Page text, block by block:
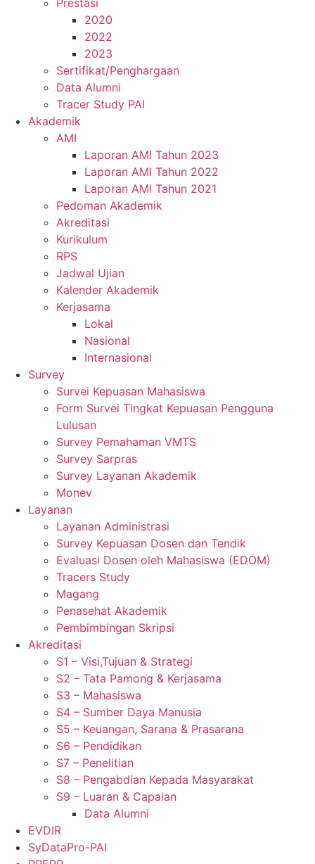
Prestasi
2020
2022
2023
Sertifikat/Penghargaan
Data Alumni
Tracer Study PAI
Akademik
AMI
Laporan AMI Tahun 2023
Laporan AMI Tahun 2022
Laporan AMI Tahun 2021
Pedoman Akademik
Akreditasi
Kurikulum
RPS
Jadwal Ujian
Kalender Akademik
Kerjasama
Lokal
Nasional
Internasional
Survey
Survei Kepuasan Mahasiswa
Form Survei Tingkat Kepuasan Pengguna
Lulusan
Survey Pemahaman VMTS
Survey Sarpras
Survey Layanan Akademik
Monev
Layanan
Layanan Administrasi
Survey Kepuasan Dosen dan Tendik
Evaluasi Dosen oleh Mahasiswa (EDOM)
Tracers Study
Magang
Penasehat Akademik
Pembimbingan Skripsi
Akreditasi
S1 – Visi,Tujuan & Strategi
S2 – Tata Pamong & Kerjasama
S3 – Mahasiswa
S4 – Sumber Daya Manusia
S5 – Keuangan, Sarana & Prasarana
S6 – Pendidikan
S7 – Penelitian
S8 – Pengabdian Kepada Masyarakat
S9 – Luaran & Capaian
Data Alumni
EVDIR
SyDataPro-PAI